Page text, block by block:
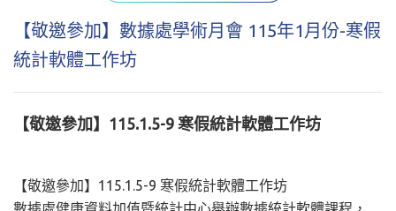
【敬邀參加】數據處學術月會 115年1月份-寒假
統計軟體工作坊
【敬邀參加】115.1.5-9 寒假統計軟體工作坊
【敬邀參加】115.1.5-9 寒假統計軟體工作坊